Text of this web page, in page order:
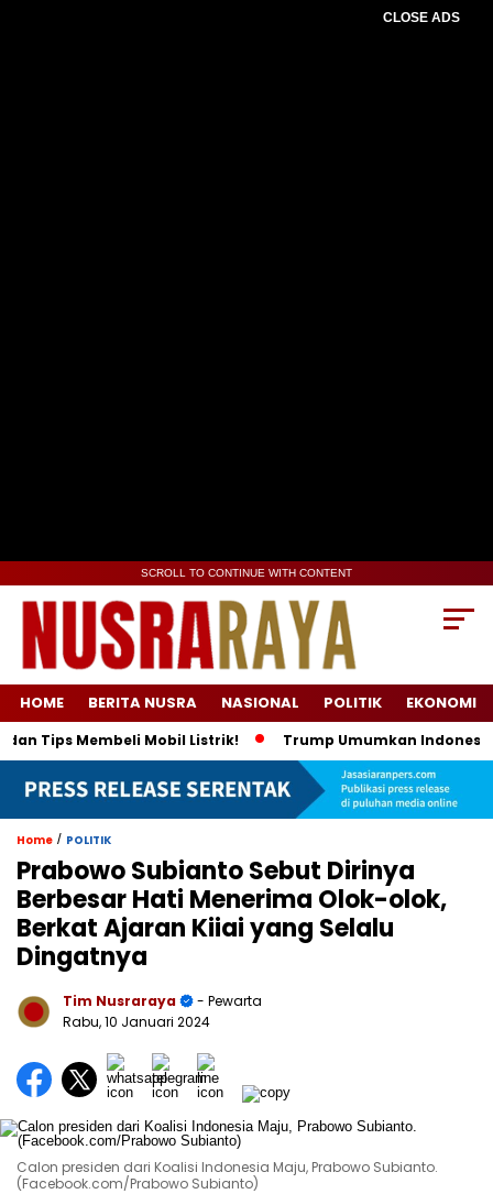
CLOSE ADS
SCROLL TO CONTINUE WITH CONTENT
HOME BERITA NUSRA NASIONAL POLITIK EKONOMI
Membeli Mobil Listrik! Trump Umumkan Indonesia Beli
Home / POLITIK
Prabowo Subianto Sebut Dirinya
Berbesar Hati Menerima Olok-olok,
Berkat Ajaran Kiiai yang Selalu
Dingatnya
Tim Nusraraya
- Pewarta
Rabu, 10 Januari 2024
Calon presiden dari Koalisi Indonesia Maju, Prabowo Subianto.
(Facebook.com/Prabowo Subianto)